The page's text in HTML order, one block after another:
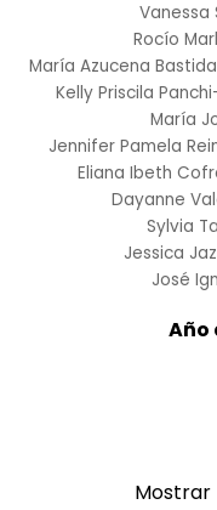
Vanessa
Rocío
María Azucena
Kelly Priscila
María
Jennifer Pamela
Eliana Ibeth
Dayanne
Sylvia
Jessica
José
Año
Mostrar